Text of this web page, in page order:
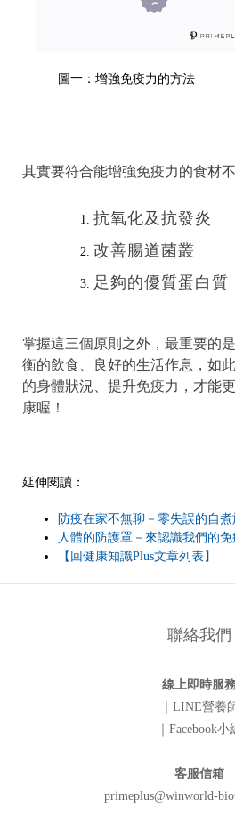
圖一：增強免疫力的方法
其實要符合能增強免疫力的食材
抗氧化及抗發炎
改善腸道菌叢
足夠的優質蛋白質
掌握這三個原則之外，最重要的
衡的飲食、良好的生活作息，如
的身體狀況、提升免疫力，才能
康喔！
延伸閱讀：
防疫在家不無聊－零失誤的自
人體的防護罩－來認識我們的
【回健康知識Plus文章列表】
聯絡我們
線上即時服
｜LINE營養
｜Facebook小
客服信箱
primeplus@winworld-